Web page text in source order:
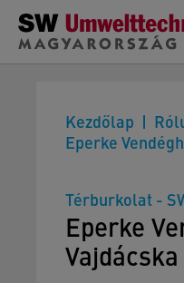
Skip to main content
Kezdőlap
Eperke
Térburkolat -
Eperke
Vajdácska